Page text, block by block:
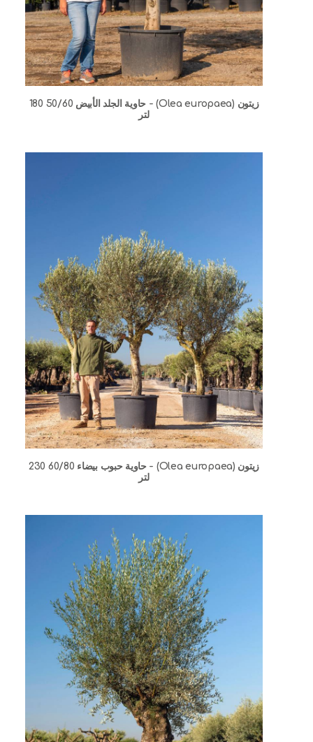
زيتون (Olea europaea) - حاوية الجلد الأبيض 50/60 180
لتر
زيتون (Olea europaea) - حاوية حبوب بيضاء 60/80 230
لتر